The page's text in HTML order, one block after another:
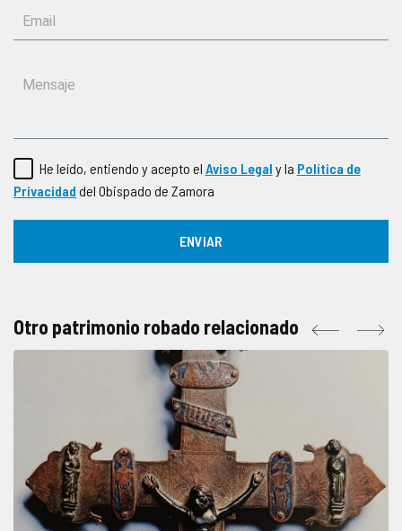
He leído, entiendo y acepto el Aviso Legal y la Política de
Privacidad del Obispado de Zamora
Otro patrimonio robado relacionado